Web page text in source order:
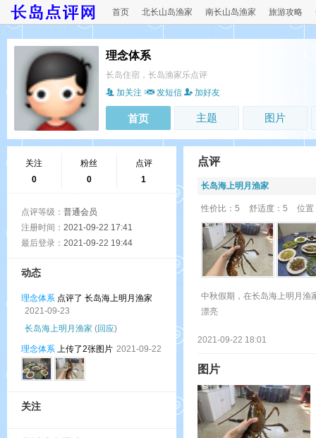
首页 北长山岛渔家 南长山岛渔家 旅游攻略
理念体系
长岛住宿，长岛渔家乐点评
加关注
发短信 加好友
首页 主题 图片
关注
0
粉丝
0
点评
1
点评等级： 普通会员
注册时间： 2021-09-22 17:41
最后登录： 2021-09-22 19:44
动态
理念体系 点评了 长岛海上明月渔家
2021-09-23
长岛海上明月渔家 (回应)
理念体系 上传了2张图片 2021-09-22
关注
点评
长岛海上明月渔家
性价比：5 舒适度：5 位置
中秋假期，在长岛海上明月渔
漂亮
2021-09-22 18:01
图片